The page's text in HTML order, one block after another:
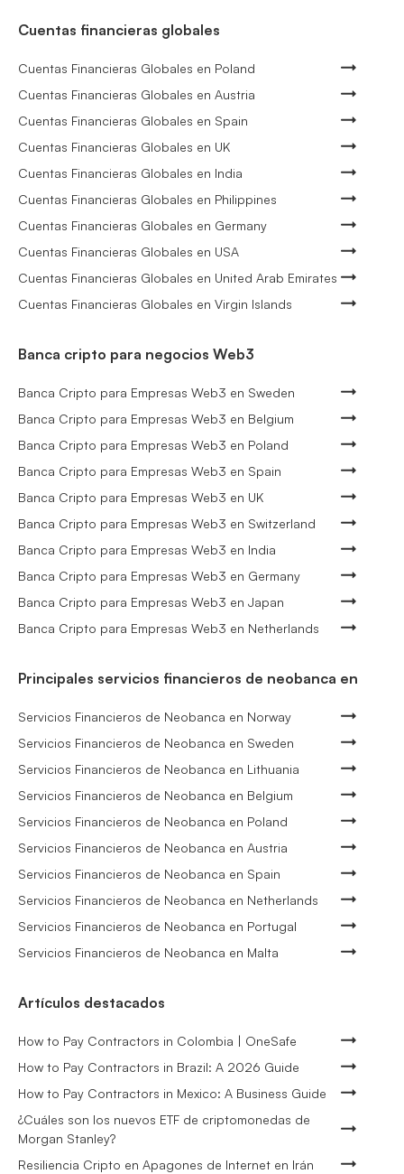
Cuentas financieras globales
Cuentas Financieras Globales en Poland
Cuentas Financieras Globales en Austria
Cuentas Financieras Globales en Spain
Cuentas Financieras Globales en UK
Cuentas Financieras Globales en India
Cuentas Financieras Globales en Philippines
Cuentas Financieras Globales en Germany
Cuentas Financieras Globales en USA
Cuentas Financieras Globales en United Arab Emirates
Cuentas Financieras Globales en Virgin Islands
Banca cripto para negocios Web3
Banca Cripto para Empresas Web3 en Sweden
Banca Cripto para Empresas Web3 en Belgium
Banca Cripto para Empresas Web3 en Poland
Banca Cripto para Empresas Web3 en Spain
Banca Cripto para Empresas Web3 en UK
Banca Cripto para Empresas Web3 en Switzerland
Banca Cripto para Empresas Web3 en India
Banca Cripto para Empresas Web3 en Germany
Banca Cripto para Empresas Web3 en Japan
Banca Cripto para Empresas Web3 en Netherlands
Principales servicios financieros de neobanca en
Servicios Financieros de Neobanca en Norway
Servicios Financieros de Neobanca en Sweden
Servicios Financieros de Neobanca en Lithuania
Servicios Financieros de Neobanca en Belgium
Servicios Financieros de Neobanca en Poland
Servicios Financieros de Neobanca en Austria
Servicios Financieros de Neobanca en Spain
Servicios Financieros de Neobanca en Netherlands
Servicios Financieros de Neobanca en Portugal
Servicios Financieros de Neobanca en Malta
Artículos destacados
How to Pay Contractors in Colombia | OneSafe
How to Pay Contractors in Brazil: A 2026 Guide
How to Pay Contractors in Mexico: A Business Guide
¿Cuáles son los nuevos ETF de criptomonedas de
Morgan Stanley?
Resiliencia Cripto en Apagones de Internet en Irán